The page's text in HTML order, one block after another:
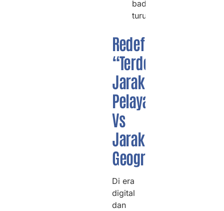
badai
turun.
Redefinisi
“Terdekat”:
Jarak
Pelayanan
Vs
Jarak
Geografis
Di era
digital
dan